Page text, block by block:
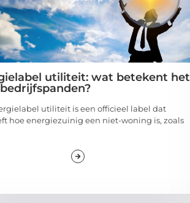
utiliteit: wat betekent het
utiliteit is een officieel label dat
hoe energiezuinig een niet-woning is, zoals